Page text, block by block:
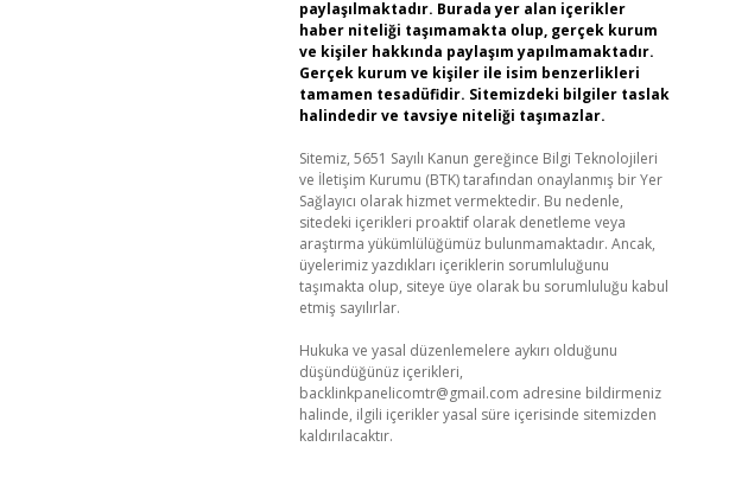
paylaşılmaktadır. Burada yer alan içerikler
haber niteliği taşımamakta olup, gerçek kurum
ve kişiler hakkında paylaşım yapılmamaktadır.
Gerçek kurum ve kişiler ile isim benzerlikleri
tamamen tesadüfidir. Sitemizdeki bilgiler taslak
halindedir ve tavsiye niteliği taşımazlar.
Sitemiz, 5651 Sayılı Kanun gereğince Bilgi Teknolojileri
ve İletişim Kurumu (BTK) tarafından onaylanmış bir Yer
Sağlayıcı olarak hizmet vermektedir. Bu nedenle,
sitedeki içerikleri proaktif olarak denetleme veya
araştırma yükümlülüğümüz bulunmamaktadır. Ancak,
üyelerimiz yazdıkları içeriklerin sorumluluğunu
taşımakta olup, siteye üye olarak bu sorumluluğu kabul
etmiş sayılırlar.
Hukuka ve yasal düzenlemelere aykırı olduğunu
düşündüğünüz içerikleri,
backlinkpanelicomtr@gmail.com adresine bildirmeniz
halinde, ilgili içerikler yasal süre içerisinde sitemizden
kaldırılacaktır.